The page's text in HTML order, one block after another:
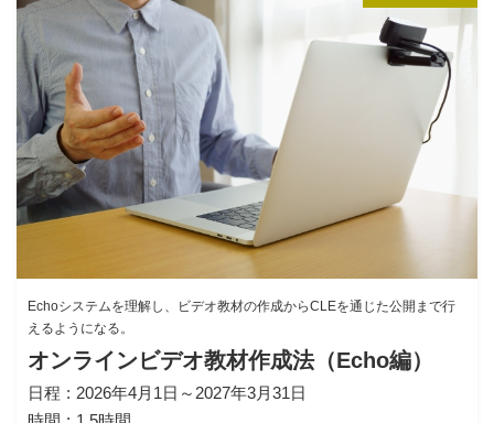
Echoシステムを理解し、ビデオ教材の作成からCLEを通じた公開まで行
えるようになる。
オンラインビデオ教材作成法（Echo編）
日程
2026年4月1日～2027年3月31日